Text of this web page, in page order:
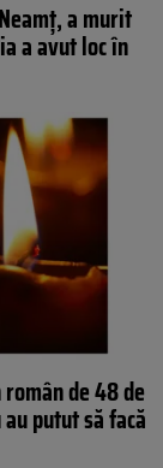
a murit
a avut loc în
de 48 de
putut să facă